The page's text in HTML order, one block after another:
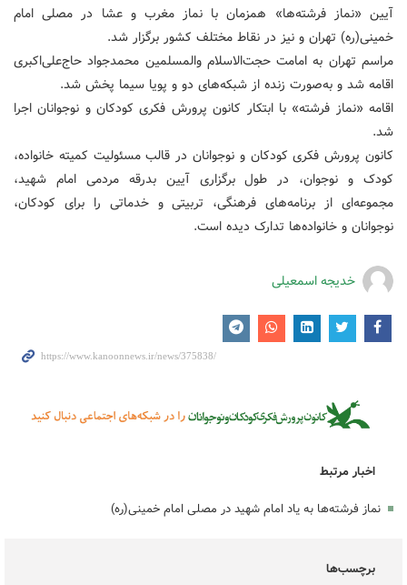
آیین «نماز فرشته‌ها» همزمان با نماز مغرب و عشا در مصلی امام
خمینی(ره) تهران و نیز در نقاط مختلف کشور برگزار شد.
مراسم تهران به امامت حجت‌الاسلام والمسلمین محمدجواد حاج‌علی‌اکبری
اقامه شد و به‌صورت زنده از شبکه‌های دو و پویا سیما پخش شد.
اقامه «نماز فرشته» با ابتکار کانون پرورش فکری کودکان و نوجوانان اجرا
شد.
کانون پرورش فکری کودکان و نوجوانان در قالب مسئولیت کمیته خانواده،
کودک و نوجوان، در طول برگزاری آیین بدرقه مردمی امام شهید،
مجموعه‌ای از برنامه‌های فرهنگی، تربیتی و خدماتی را برای کودکان،
نوجوانان و خانواده‌ها تدارک دیده است.
خدیجه اسمعیلی
اخبار مرتبط
نماز فرشته‌ها به یاد امام شهید در مصلی امام خمینی(ره)
برچسب‌ها